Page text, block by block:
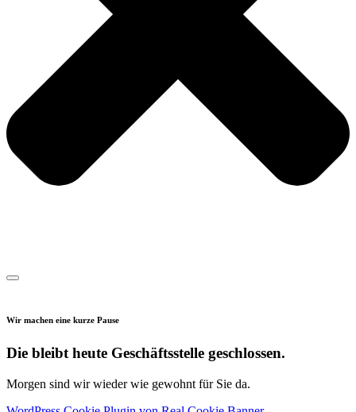
Wir machen eine kurze Pause
Die bleibt heute Geschäftsstelle geschlossen.
Morgen sind wir wieder wie gewohnt für Sie da.